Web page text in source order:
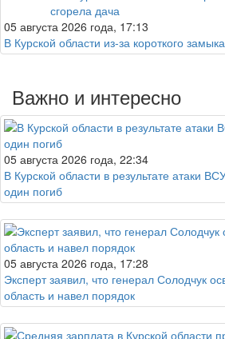
05 августа 2026 года, 17:13
В Курской области из-за короткого
Важно и интересно
05 августа 2026 года, 22:34
В Курской области в результате атаки
один погиб
05 августа 2026 года, 17:28
Эксперт заявил, что генерал Солодчук
область и навел порядок